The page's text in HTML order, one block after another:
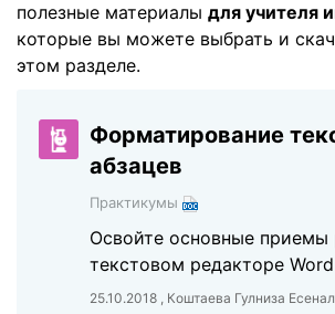
полезные материалы для учителя
которые вы можете выбрать и
этом разделе.
Форматирование
абзацев
Практикумы
Освойте основные приемы
текстовом редакторе Word
25.10.2018 , Коштаева Гулниза